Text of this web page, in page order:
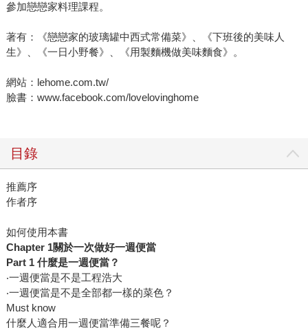
參加戀戀家料理課程。
著有：《戀戀家的玻璃罐中西式常備菜》、《下班後的美味人
生》、《一日小野餐》、《用製麵機做美味麵食》。
網站：lehome.com.tw/
臉書：www.facebook.com/lovelovinghome
目錄
推薦序
作者序
如何使用本書
Chapter 1關於一次做好一週便當
Part 1 什麼是一週便當？
‧一週便當是不是工程浩大
‧一週便當是不是全部都一樣的菜色？
Must know
什麼人適合用一週便當準備三餐呢？